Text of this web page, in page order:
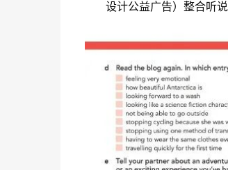
设计公益广告）整合听